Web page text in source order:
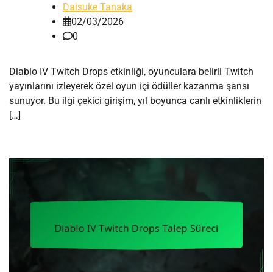
Daisuke Tanaka
02/03/2026
0
Diablo IV Twitch Drops etkinliği, oyunculara belirli Twitch
yayınlarını izleyerek özel oyun içi ödüller kazanma şansı
sunuyor. Bu ilgi çekici girişim, yıl boyunca canlı etkinliklerin
[…]